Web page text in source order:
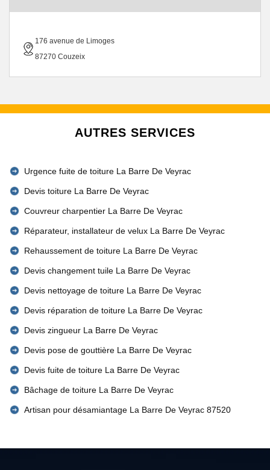
176 avenue de Limoges
87270 Couzeix
AUTRES SERVICES
Urgence fuite de toiture La Barre De Veyrac
Devis toiture La Barre De Veyrac
Couvreur charpentier La Barre De Veyrac
Réparateur, installateur de velux La Barre De Veyrac
Rehaussement de toiture La Barre De Veyrac
Devis changement tuile La Barre De Veyrac
Devis nettoyage de toiture La Barre De Veyrac
Devis réparation de toiture La Barre De Veyrac
Devis zingueur La Barre De Veyrac
Devis pose de gouttière La Barre De Veyrac
Devis fuite de toiture La Barre De Veyrac
Bâchage de toiture La Barre De Veyrac
Artisan pour désamiantage La Barre De Veyrac 87520